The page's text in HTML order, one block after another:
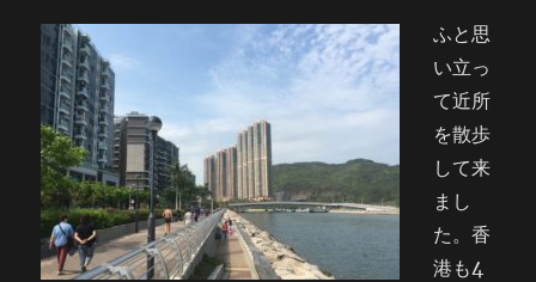
ふと思
い立っ
て近所
を散歩
して来
まし
た。香
港も4